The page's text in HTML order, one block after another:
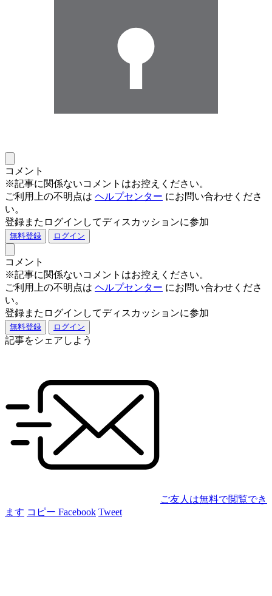
コメント
※記事に関係ないコメントはお控えください。
ご利用上の不明点は ヘルプセンター にお問い合わせくださ
い。
登録またログインしてディスカッションに参加
無料登録 ログイン
コメント
※記事に関係ないコメントはお控えください。
ご利用上の不明点は ヘルプセンター にお問い合わせくださ
い。
登録またログインしてディスカッションに参加
無料登録 ログイン
記事をシェアしよう
ご友人は無料で閲覧でき
ます コピー Facebook Tweet